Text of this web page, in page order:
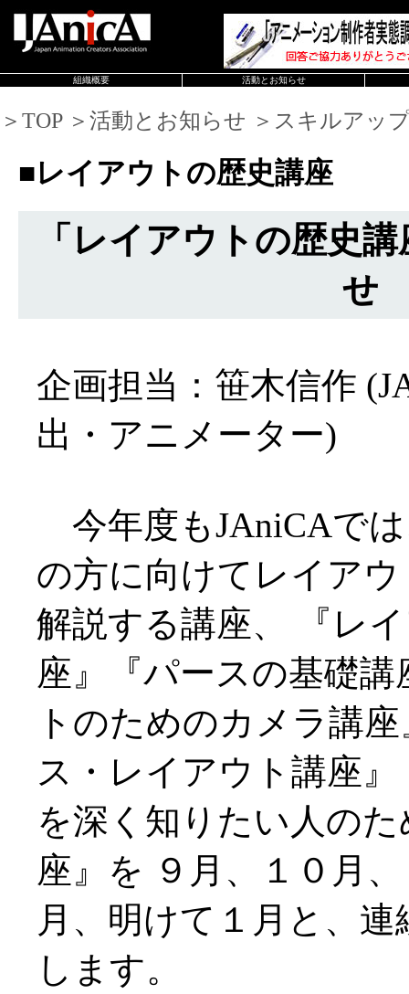
組織概要 活動とお知らせ
＞TOP ＞活動とお知らせ ＞スキルアッ
■レイアウトの歴史講座
「レイアウトの歴史
せ
企画担当：笹木信作
出・アニメーター)
今年度もJAniCAで
の方に向けてレイア
解説する講座、 『レ
座』『パースの基礎
トのためのカメラ講
ス・レイアウト講座
を深く知りたい人の
座』を ９月、１０月
月、明けて１月と、
します。